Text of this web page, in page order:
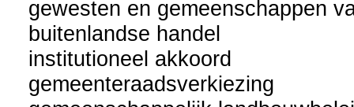
gewesten en gemeenschappen
buitenlandse handel
institutioneel akkoord
gemeenteraadsverkiezing